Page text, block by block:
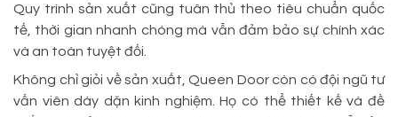
Quy trình sản xuất cũng tuân thủ theo tiêu chuẩn quốc
tế, thời gian nhanh chóng mà vẫn đảm bảo sự chính xác
và an toàn tuyệt đối.
Không chỉ giỏi về sản xuất, Queen Door còn có đội ngũ tư
vấn viên dày dặn kinh nghiệm. Họ có thể thiết kế và đề